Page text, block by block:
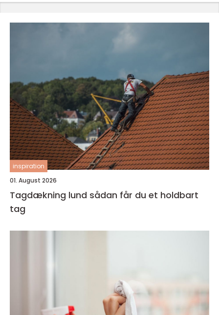
inspiration
01. August 2026
Tagdækning lund sådan får du et holdbart
tag